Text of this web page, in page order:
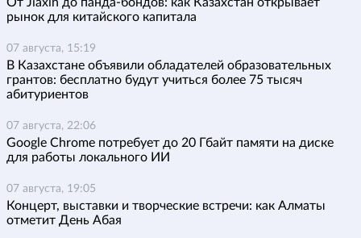
рынок для китайского капитала
07 августа, 15:19
В Казахстане объявили обладателей образовательных
грантов: бесплатно будут учиться более 75 тысяч
абитуриентов
07 августа, 22:06
Google Chrome потребует до 20 Гбайт памяти на диске
для работы локального ИИ
07 августа, 19:05
Концерт, выставки и творческие встречи: как Алматы
отметит День Абая